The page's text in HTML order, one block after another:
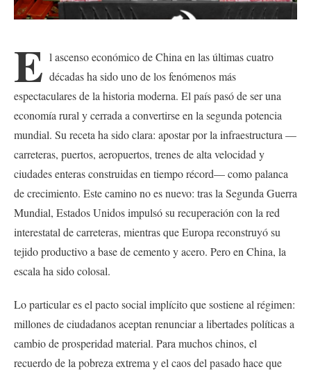
E l ascenso económico de China en las últimas cuatro
décadas ha sido uno de los fenómenos más
espectaculares de la historia moderna. El país pasó de ser una
economía rural y cerrada a convertirse en la segunda potencia
mundial. Su receta ha sido clara: apostar por la infraestructura —
carreteras, puertos, aeropuertos, trenes de alta velocidad y
ciudades enteras construidas en tiempo récord— como palanca
de crecimiento. Este camino no es nuevo: tras la Segunda Guerra
Mundial, Estados Unidos impulsó su recuperación con la red
interestatal de carreteras, mientras que Europa reconstruyó su
tejido productivo a base de cemento y acero. Pero en China, la
escala ha sido colosal.
Lo particular es el pacto social implícito que sostiene al régimen:
millones de ciudadanos aceptan renunciar a libertades políticas a
cambio de prosperidad material. Para muchos chinos, el
recuerdo de la pobreza extrema y el caos del pasado hace que